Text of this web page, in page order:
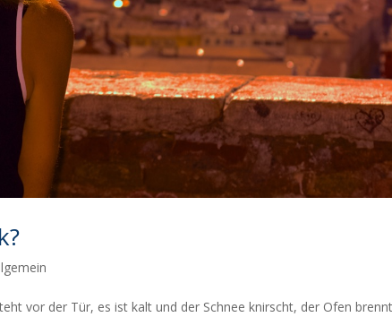
vor der Tür, es ist kalt und der Schnee knirscht, der Ofen